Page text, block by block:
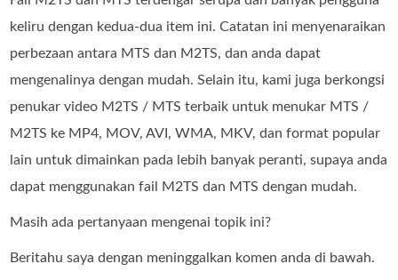
keliru dengan kedua-dua item ini. Catatan ini menyenaraikan
perbezaan antara MTS dan M2TS, dan anda dapat
mengenalinya dengan mudah. Selain itu, kami juga berkongsi
penukar video M2TS / MTS terbaik untuk menukar MTS /
M2TS ke MP4, MOV, AVI, WMA, MKV, dan format popular
lain untuk dimainkan pada lebih banyak peranti, supaya anda
dapat menggunakan fail M2TS dan MTS dengan mudah.
Masih ada pertanyaan mengenai topik ini?
Beritahu saya dengan meninggalkan komen anda di bawah.